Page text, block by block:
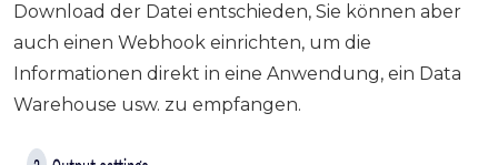
Download der Datei entschieden, Sie können aber
auch einen Webhook einrichten, um die
Informationen direkt in eine Anwendung, ein Data
Warehouse usw. zu empfangen.